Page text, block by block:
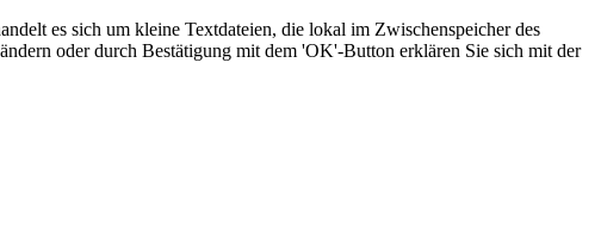
es sich um kleine Textdateien, die lokal im Zwischenspeicher des
oder durch Bestätigung mit dem 'OK'-Button erklären Sie sich mit der